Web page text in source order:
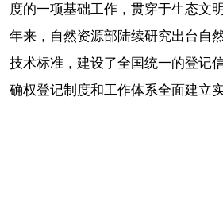
度的一项基础工作，贯穿于生态文
年来，自然资源部陆续研究出台自
技术标准，建设了全国统一的登记
确权登记制度和工作体系全面建立实